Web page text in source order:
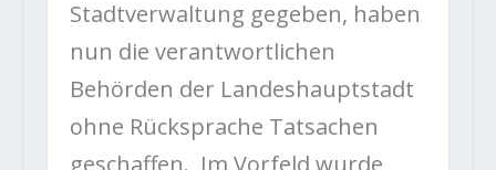
Stadtverwaltung gegeben, haben
nun die verantwortlichen
Behörden der Landeshauptstadt
ohne Rücksprache Tatsachen